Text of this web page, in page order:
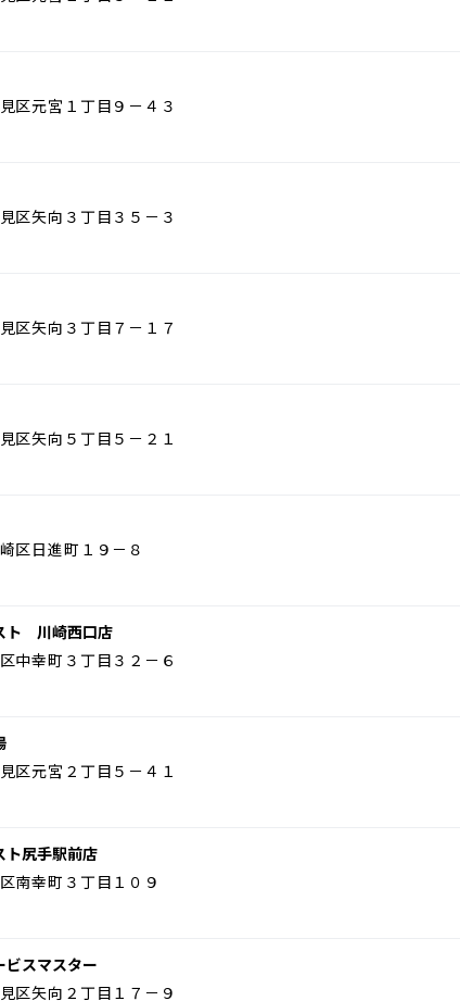
区元宮１丁目９－４３
区矢向３丁目３５－３
区矢向３丁目７－１７
区矢向５丁目５－２１
区日進町１９－８
ト 川崎西口店
中幸町３丁目３２－６
区元宮２丁目５－４１
ト尻手駅前店
南幸町３丁目１０９
ビスマスター
区矢向２丁目１７－９